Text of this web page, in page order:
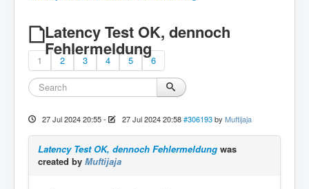
Latency Test OK, dennoch
Fehlermeldung
1 2 3 4 5 6
27 Jul 2024 20:55- 27 Jul 2024 20:58 #306193 by Muftijaja
Latency Test OK, dennoch Fehlermeldung was
created by Muftijaja